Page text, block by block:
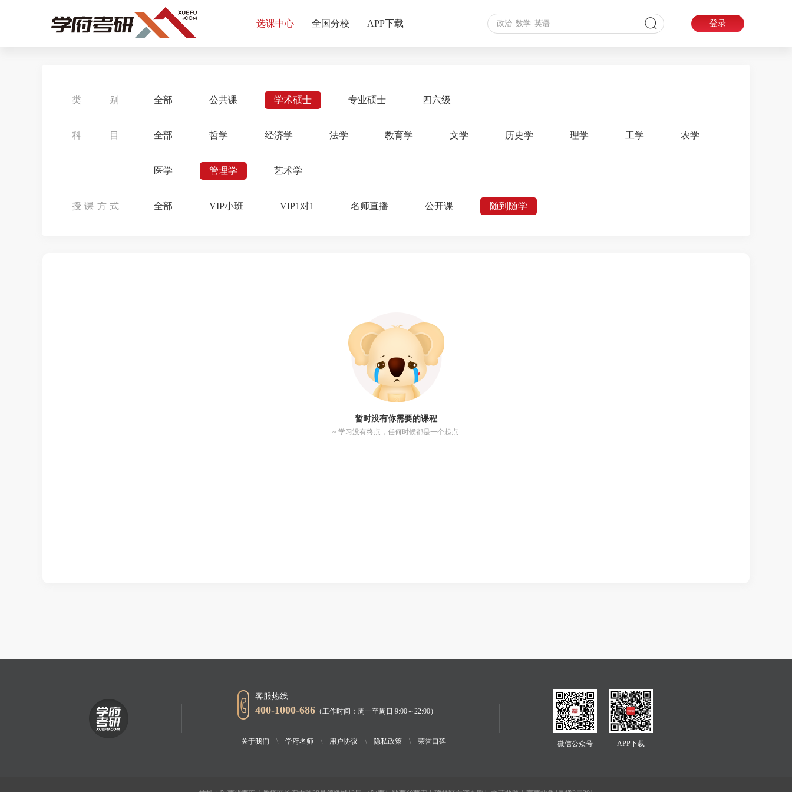
选课中心 全国分校 APP下载 登录
类别 全部 公共课 学术硕士 专业硕士 四六级
科目 全部 哲学 经济学 法学 教育学 文学 历史学 理学 工学 农学
医学 管理学 艺术学
授课方式 全部 VIP小班 VIP1对1 名师直播 公开课 随到随学
暂时没有你需要的课程
~ 学习没有终点，任何时候都是一个起点.
客服热线
400-1000-686 （工作时间：周一至周日 9:00～22:00）
关于我们 \ 学府名师 \ 用户协议 \ 隐私政策 \ 荣誉口碑 微信公众号 APP下载